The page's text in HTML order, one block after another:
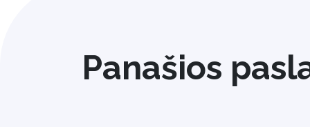
Panašios